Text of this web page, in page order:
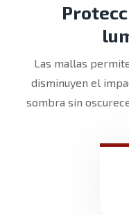
Las mallas
disminuyen el
sombra sin